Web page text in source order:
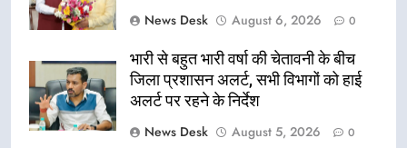
News Desk
August 6, 2026 0
भारी से बहुत भारी वर्षा की चेतावनी के बीच
जिला प्रशासन अलर्ट, सभी विभागों को हाई
अलर्ट पर रहने के निर्देश
News Desk
August 5, 2026 0